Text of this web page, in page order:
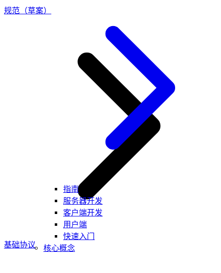
指南
服务器开发
客户端开发
用户端
快速入门
核心概念
规范（草案）
基础协议